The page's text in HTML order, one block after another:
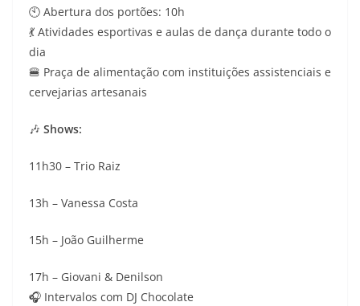
🕙 Abertura dos portões: 10h
💃 Atividades esportivas e aulas de dança durante todo o
dia
🍔 Praça de alimentação com instituições assistenciais e
cervejarias artesanais
🎶 Shows:
11h30 – Trio Raiz
13h – Vanessa Costa
15h – João Guilherme
17h – Giovani & Denilson
🎧 Intervalos com DJ Chocolate